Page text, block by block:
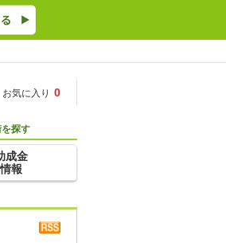
お気に入り 0
探す
成金
情報